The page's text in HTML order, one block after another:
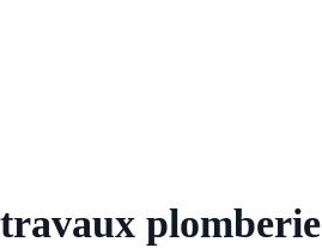
plomberie